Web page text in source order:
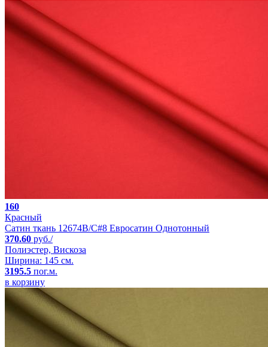
160
Красный
Сатин ткань 12674B/C#8 Евросатин Однотонный
370.60 руб./
Полиэстер, Вискоза
Ширина: 145 см.
3195.5 пог.м.
в корзину